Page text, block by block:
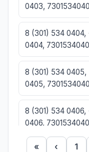
0403,
8 (301) 534 0404,
0404,
8 (301) 534
0405,
8 (301) 534 0406,
0406,
8 (301) 534
« ‹ 1